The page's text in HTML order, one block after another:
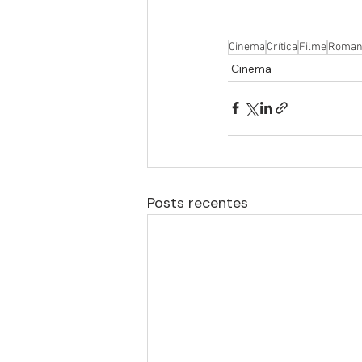
Cinema Crítica Filme
Cinema
Posts recentes